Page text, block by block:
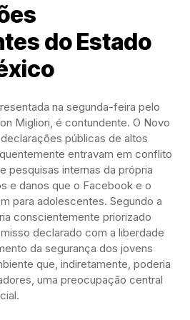
do Estado
na segunda-feira pelo
Migliori, é contundente. O Novo
públicas de altos
entravam em conflito
pesquisas internas da própria
e danos que o Facebook e o
para adolescentes. Segundo a
conscientemente priorizado
declarado com a liberdade
da segurança dos jovens
que, indiretamente, poderia
uma preocupação central